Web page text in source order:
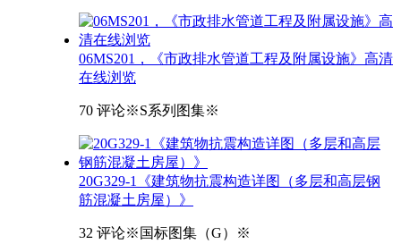
06MS201，《市政排水管道工程及附属设施》高清
在线浏览
70 评论※S系列图集※
20G329-1《建筑物抗震构造详图（多层和高层钢
筋混凝土房屋）》
32 评论※国标图集（G）※